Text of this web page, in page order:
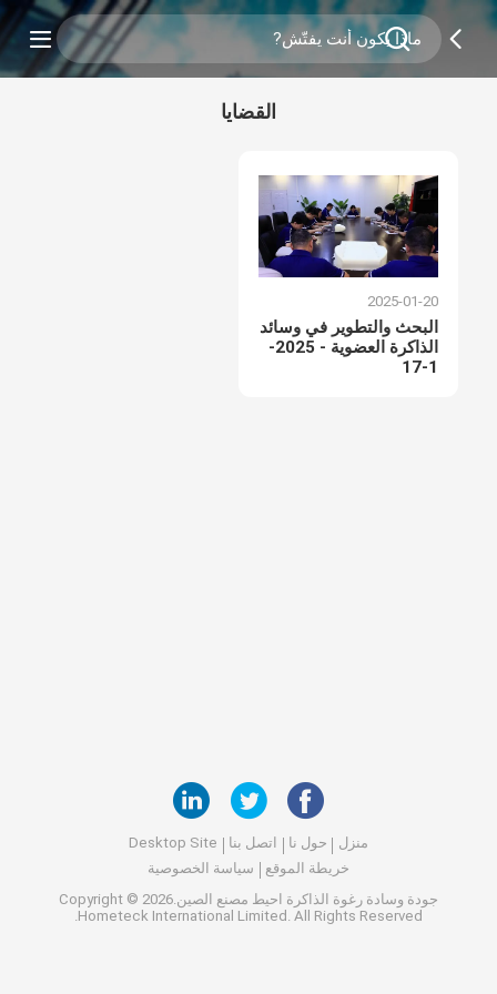
القضايا
2025-01-20
البحث والتطوير في وسائد
الذاكرة العضوية - 2025-
1-17
منزل حول نا اتصل بنا
Desktop Site
خريطة الموقع
سياسة الخصوصية
جودة وسادة رغوة الذاكرة احيط
مصنع الصين.Copyright © 2026
Hometeck International Limited. All Rights Reserved.